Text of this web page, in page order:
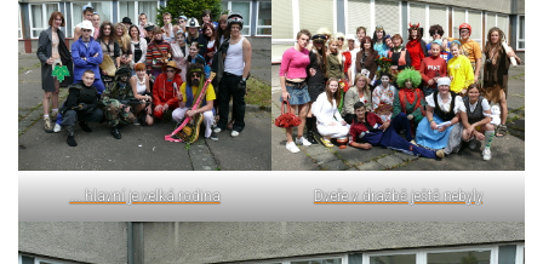
... hlavní je velká rodina Dveře v dražbě ještě nebyly